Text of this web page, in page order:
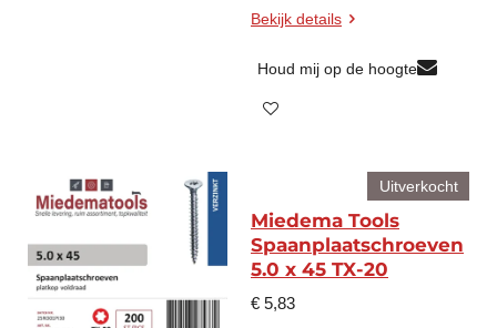
Bekijk details
Houd mij op de hoogte
Uitverkocht
Miedema Tools
Spaanplaatschroeven
5.0 x 45 TX-20
€ 5,83